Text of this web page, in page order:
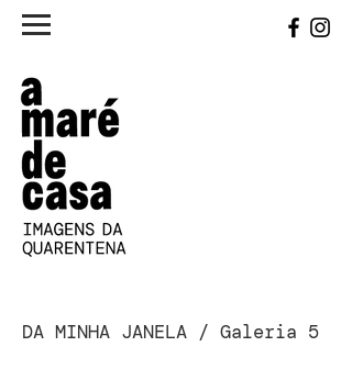
DA MINHA JANELA / Galeria 5